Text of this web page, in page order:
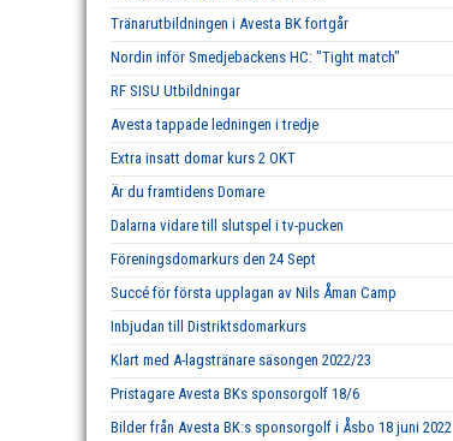
Tränarutbildningen i Avesta BK fortgår
Nordin inför Smedjebackens HC: "Tight match"
RF SISU Utbildningar
Avesta tappade ledningen i tredje
Extra insatt domar kurs 2 OKT
Är du framtidens Domare
Dalarna vidare till slutspel i tv-pucken
Föreningsdomarkurs den 24 Sept
Succé för första upplagan av Nils Åman Camp
Inbjudan till Distriktsdomarkurs
Klart med A-lagstränare säsongen 2022/23
Pristagare Avesta BKs sponsorgolf 18/6
Bilder från Avesta BK:s sponsorgolf i Åsbo 18 juni 2022